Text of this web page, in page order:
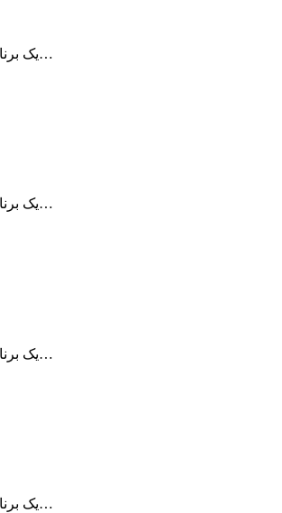
برنامه Remote Desktop Manager یک برنامه کوچک برای مدیریت ارتباطات از راه دور می…
برنامه Remote Desktop Manager یک برنامه کوچک برای مدیریت ارتباطات از راه دور می…
برنامه Remote Desktop Manager یک برنامه کوچک برای مدیریت ارتباطات از راه دور می…
برنامه Remote Desktop Manager یک برنامه کوچک برای مدیریت ارتباطات از راه دور می…